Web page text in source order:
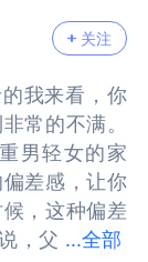
躁的感受评
响到你的饮食
尝试过把自
他的家人，
在你感到很
这里，我希
，而不是去
吗？最后，
0～10分，会
？有没有影
想法，给爸
过呢？他们
的时候，都
可以对自己
或者消除自
关怀自我慈
好奇和好感
会看到什么
会对你说些
果这个难受
躁，我会建
安全可靠的
理解，或许
处置它的想
呢？如果靠
呢？如果烦
什么？对于
异常强烈让
议你去寻求
关系里完成
你就能找到
法了。
关注
...全部
我来看，你
常的不满。
男轻女的家
差感，让你
，这种偏差
，父
常的不满。
男轻女的家
差感，让你
，这种偏差
，父母绝对